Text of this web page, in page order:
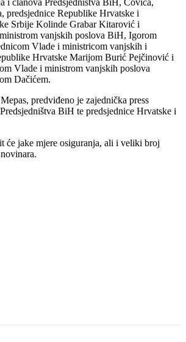
predsjednice Republike Hrvatske i
Srbije Kolinde Grabar Kitarović i
vanjskih poslova BiH, Igorom
Vlade i ministricom vanjskih i
Hrvatske Marijom Burić Pejčinović i
Vlade i ministrom vanjskih poslova
Dačićem.
predviđeno je zajednička press
BiH te predsjednice Hrvatske i
će jake mjere osiguranja, ali i veliki broj